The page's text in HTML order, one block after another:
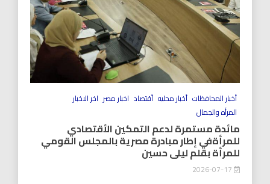
أخبار المحافظات أخبار محليه أقتصاد اخبار مصر اخر الاخبار
المرأه والجمال
مائدة مستمرة لدعم التمكين الأقتصادي
للمرأةفي إطار مبادرة مصرية بالمجلس القومي
للمرأة بقلم ليلى حسين